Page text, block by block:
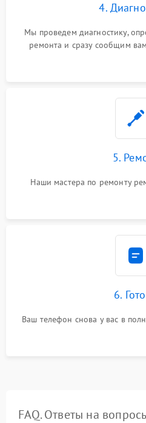
4.
Мы проведем диагностику,
ремонта и сразу сообщим
5.
Наши мастера по ремонту
6.
Ваш телефон снова у вас в
FAQ. Ответы на